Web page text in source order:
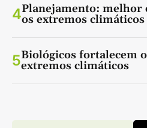
4Planejamento: melhor
os extremos climáticos
5Biológicos fortalecem
extremos climáticos